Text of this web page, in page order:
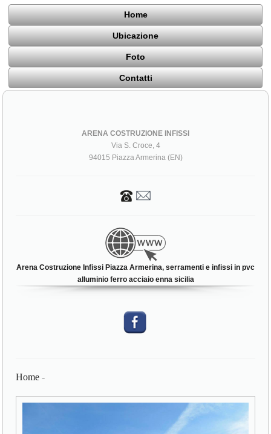
Home
Ubicazione
Foto
Contatti
ARENA COSTRUZIONE INFISSI
Via S. Croce, 4
94015 Piazza Armerina (EN)
Arena Costruzione Infissi Piazza Armerina, serramenti e infissi in pvc
alluminio ferro acciaio enna sicilia
Home -